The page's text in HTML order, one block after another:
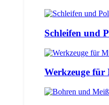
Schleifen und
Werkzeuge